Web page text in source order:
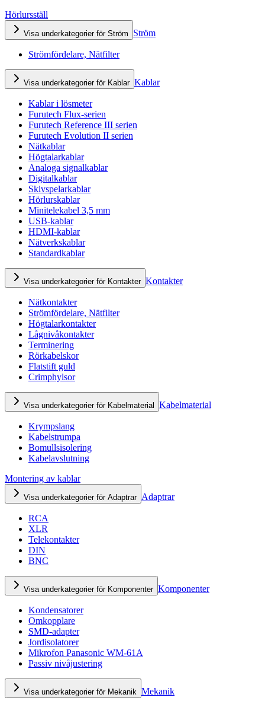
Hörlursställ
Visa underkategorier för Ström Ström
Strömfördelare, Nätfilter
Visa underkategorier för Kablar Kablar
Kablar i lösmeter
Furutech Flux-serien
Furutech Reference III serien
Furutech Evolution II serien
Nätkablar
Högtalarkablar
Analoga signalkablar
Digitalkablar
Skivspelarkablar
Hörlurskablar
Minitelekabel 3,5 mm
USB-kablar
HDMI-kablar
Nätverkskablar
Standardkablar
Visa underkategorier för Kontakter Kontakter
Nätkontakter
Strömfördelare, Nätfilter
Högtalarkontakter
Lågnivåkontakter
Terminering
Rörkabelskor
Flatstift guld
Crimphylsor
Visa underkategorier för Kabelmaterial Kabelmaterial
Krympslang
Kabelstrumpa
Bomullsisolering
Kabelavslutning
Montering av kablar
Visa underkategorier för Adaptrar Adaptrar
RCA
XLR
Telekontakter
DIN
BNC
Visa underkategorier för Komponenter Komponenter
Kondensatorer
Omkopplare
SMD-adapter
Jordisolatorer
Mikrofon Panasonic WM-61A
Passiv nivåjustering
Visa underkategorier för Mekanik Mekanik